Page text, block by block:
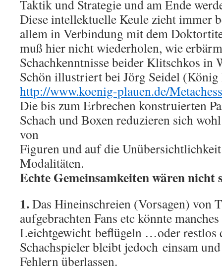
Taktik und Strategie und am Ende
Diese intellektuelle Keule zieht immer
allem in Verbindung mit dem
muß hier nicht wiederholen, wie
Schachkenntnisse beider Klitschkos
Schön illustriert bei Jörg Seidel (König
http://www.koenig-plauen.de/
Die bis zum Erbrechen konstruierten
Schach und Boxen reduzieren sich
von
Figuren und auf die
Modalitäten.
Echte Gemeinsamkeiten wären nicht
1.Das Hineinschreien (Vorsagen) von
aufgebrachten Fans etc könnte manches
Leichtgewicht beflügeln …oder restlos
Schachspieler bleibt jedoch einsam
Fehlern überlassen.